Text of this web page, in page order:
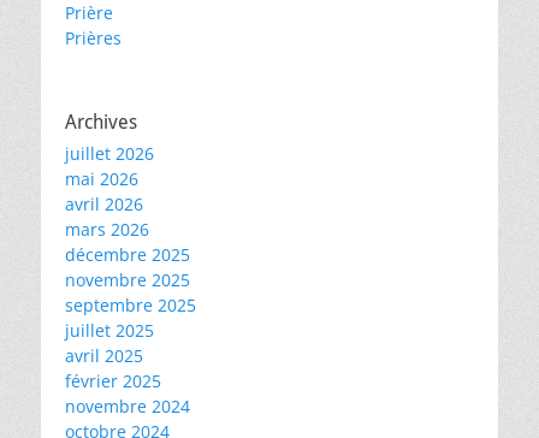
Prière
Prières
Archives
juillet 2026
mai 2026
avril 2026
mars 2026
décembre 2025
novembre 2025
septembre 2025
juillet 2025
avril 2025
février 2025
novembre 2024
octobre 2024